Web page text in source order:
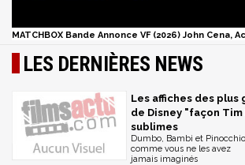
MATCHBOX Bande Annonce VF (2026) John Cena,
LES DERNIÈRES NEWS
Les affiches des plus
de Disney "façon
sublimes
Dumbo, Bambi et Pinocchio
comme vous ne les avez
jamais imaginés